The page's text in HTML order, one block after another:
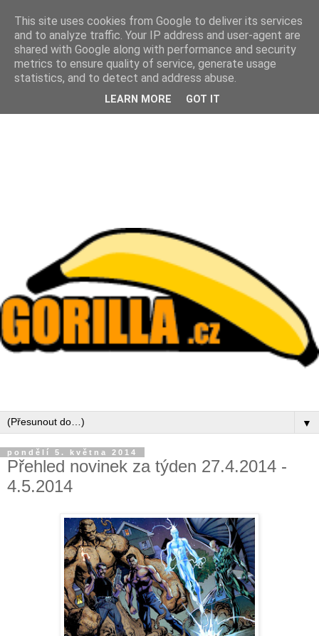
▼
pondělí 5. května 2014
Přehled novinek za týden 27.4.2014 -
4.5.2014
This site uses cookies from Google to deliver its services
and to analyze traffic. Your IP address and user-agent are
shared with Google along with performance and security
metrics to ensure quality of service, generate usage
statistics, and to detect and address abuse.
LEARN MORE GOT IT